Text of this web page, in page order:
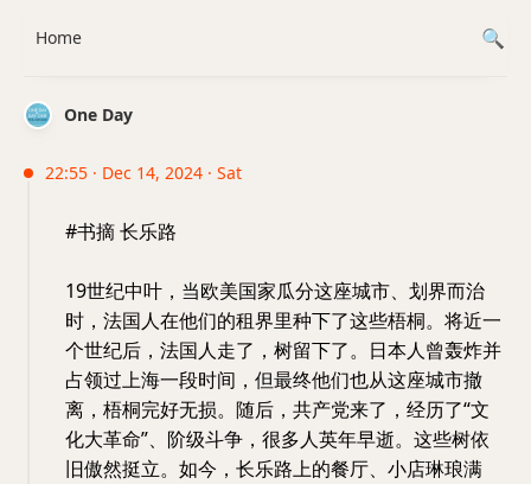
One Day
22:55 · Dec 14, 2024 · Sat
#书摘 长乐路
19世纪中叶，当欧美国家瓜分这座城市、划界而治
时，法国人在他们的租界里种下了这些梧桐。将近一
个世纪后，法国人走了，树留下了。日本人曾轰炸并
占领过上海一段时间，但最终他们也从这座城市撤
离，梧桐完好无损。随后，共产党来了，经历了“文
化大革命”、阶级斗争，很多人英年早逝。这些树依
旧傲然挺立。如今，长乐路上的餐厅、小店琳琅满
Home